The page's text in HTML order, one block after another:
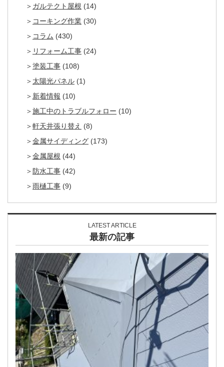
ガルテクト屋根 (14)
コーキング作業 (30)
コラム (430)
リフォーム工事 (24)
塗装工事 (108)
太陽光パネル (1)
新着情報 (10)
施工中のトラブルフォロー (10)
軒天井張り替え (8)
金属サイディング (173)
金属屋根 (44)
防水工事 (42)
雨樋工事 (9)
LATEST ARTICLE
最新の記事